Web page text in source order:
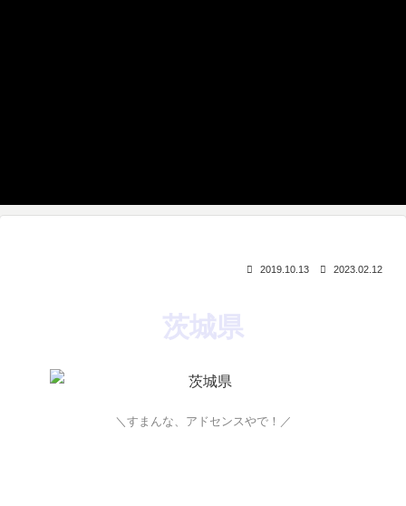
2019.10.13 2023.02.12
茨城県
＼すまんな、アドセンスやで！／